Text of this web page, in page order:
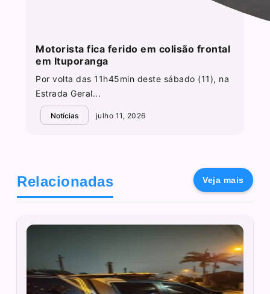
Motorista fica ferido em colisão frontal
em Ituporanga
Por volta das 11h45min deste sábado (11), na
Estrada Geral...
Notícias julho 11, 2026
Relacionadas Veja mais